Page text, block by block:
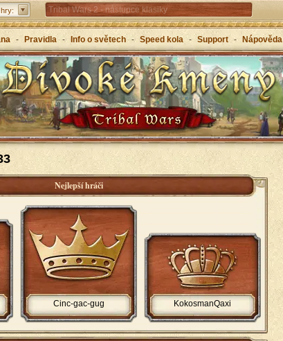
Tribal Wars 2 - nástupce klasiky
Forge of Empires – strategicky napříč věky
Grepolis – vybuduj svou říši v antickém Řecku
- Pravidla - Info o světech - Speed kola - Support - Nápověda
Nejlepší hráči
Cinc-gac-gug KokosmanQaxi